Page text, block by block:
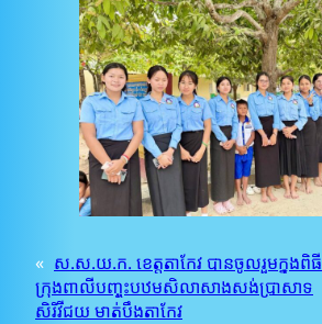
« ស.ស.យ.ក. ខេត្តតាកែវ បានចូលរួមក្នុងពិធី
ក្រុងពាលីបញ្ចុះបឋមសិលាសាងសង់ប្រាសាទ
សិរិវីជយ មាត់បឹងតាកែវ